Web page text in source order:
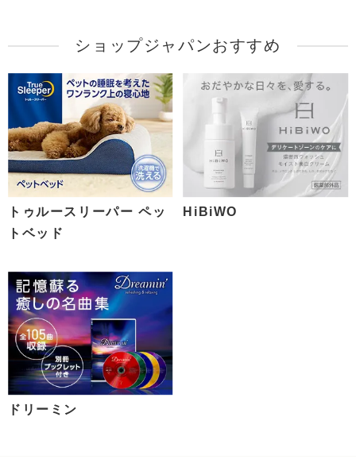
ショップジャパンおすすめ
トゥルースリーパー ペッ
トベッド
HiBiWO
ドリーミン